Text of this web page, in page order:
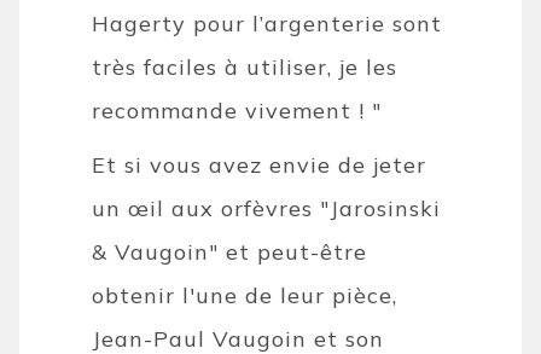
Hagerty pour l’argenterie sont
très faciles à utiliser, je les
recommande vivement ! "
Et si vous avez envie de jeter
un œil aux orfèvres "Jarosinski
& Vaugoin" et peut-être
obtenir l'une de leur pièce,
Jean-Paul Vaugoin et son